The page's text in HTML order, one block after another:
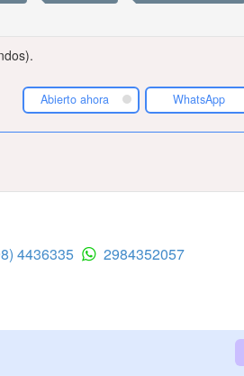
Abierto ahora WhatsApp
4436335 2984352057